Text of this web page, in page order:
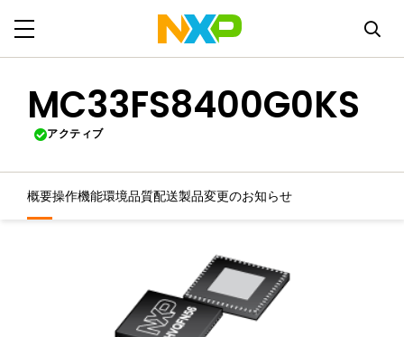
MC33FS8400G0KS
アクティブ
概要操作機能環境品質配送製品変更のお知らせ